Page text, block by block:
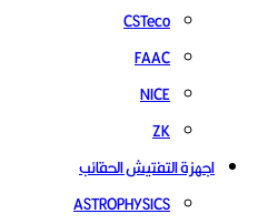
CSTeco
FAAC
NICE
ZK
اجهزة التفتيش الحقائب
ASTROPHYSICS